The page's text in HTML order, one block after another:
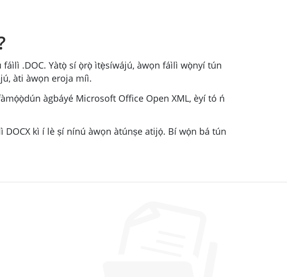
.DOC. Yàtọ̀ sí ọ̀rọ̀ ìtẹ̀síwájú, àwọn fáìlì wọ̀nyí tún
àti àwọn eroja míì.
àgbáyé Microsoft Office Open XML, èyí tó ń
kì í lè ṣí nínú àwọn àtúnṣe atijọ́. Bí wọ́n bá tún